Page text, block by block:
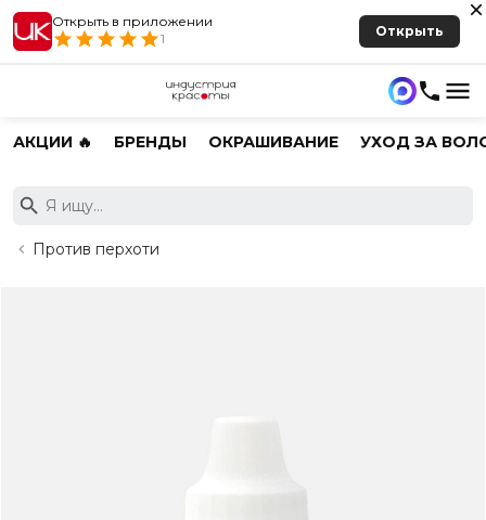
Открыть в приложении
1
Открыть
АКЦИИ 🔥 БРЕНДЫ ОКРАШИВАНИЕ УХОД ЗА
Против перхоти